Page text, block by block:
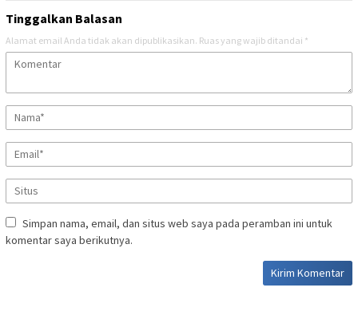
Tinggalkan Balasan
Alamat email Anda tidak akan dipublikasikan. Ruas yang wajib ditandai *
Simpan nama, email, dan situs web saya pada peramban ini untuk
komentar saya berikutnya.